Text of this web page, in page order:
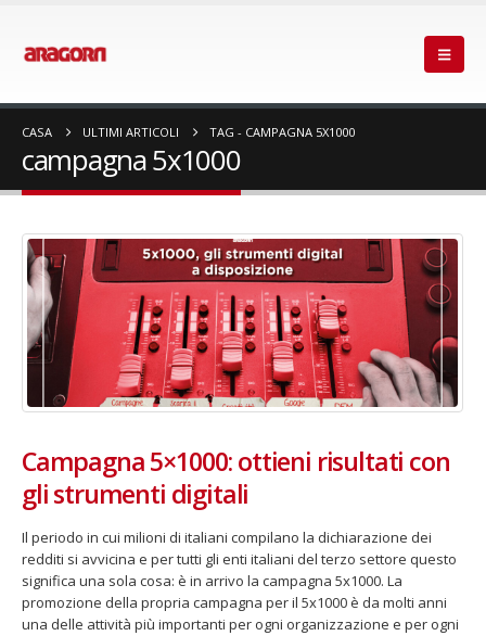
CASA ULTIMI ARTICOLI TAG - CAMPAGNA 5X1000
campagna 5x1000
Campagna 5×1000: ottieni risultati con
gli strumenti digitali
Il periodo in cui milioni di italiani compilano la dichiarazione dei
redditi si avvicina e per tutti gli enti italiani del terzo settore questo
significa una sola cosa: è in arrivo la campagna 5x1000. La
promozione della propria campagna per il 5x1000 è da molti anni
una delle attività più importanti per ogni organizzazione e per ogni